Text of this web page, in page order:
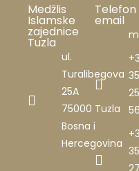
Medžlis
Islamske
zajednice
Tuzla
ul.
Turalibegova
25A
75000 Tuzla
Bosna i
Hercegovina
Telefon
email
35
35